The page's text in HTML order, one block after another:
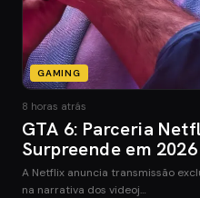
GAMING
8 horas atrás
GTA 6: Parceria
Surpreende em 2026
A Netflix anuncia transmissão
na narrativa dos videoj…